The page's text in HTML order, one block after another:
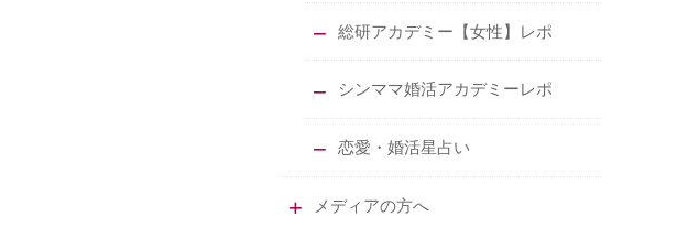
総研アカデミー【女性】レポ
シンママ婚活アカデミーレポ
恋愛・婚活星占い
メディアの方へ